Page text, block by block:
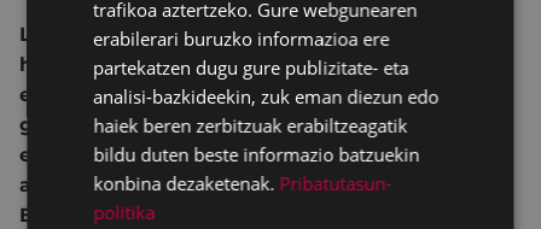
Lehiaketa honen helburua da, herritarren parte-
hartzearen bidez, Eibarko ingurumen kalitatea
eta itxura hobetzea, eta landareei eta loreei
garrantzia emanez, herrigune atseginagoa eta
ederragoa lortzea, eta bide batez, herritarren
artean, landareak zaintzeko ohitura zabaltzea.
Eibarren ez ezik, Elgoibarren eta Ermuan ere
trafikoa aztertzeko. Gure webgunearen
erabilerari buruzko informazioa ere
partekatzen dugu gure publizitate- eta
analisi-bazkideekin, zuk eman diezun edo
haiek beren zerbitzuak erabiltzeagatik
bildu duten beste informazio batzuekin
konbina dezaketenak. Pribatutasun-
politika